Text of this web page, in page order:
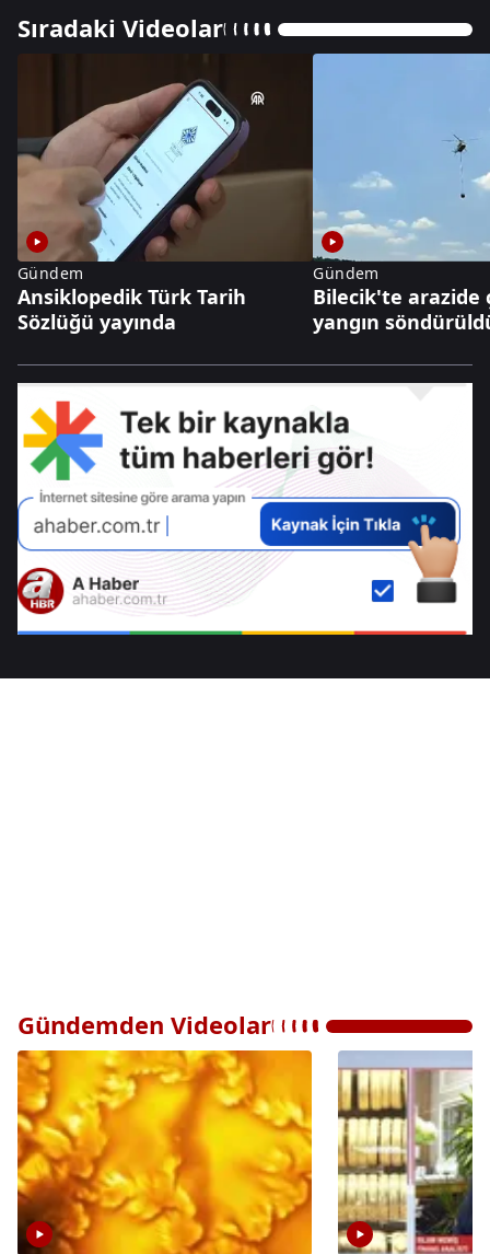
Sıradaki Videolar
Gündem
Ansiklopedik Türk Tarih
Sözlüğü yayında
Gündem
Bilecik'te arazide
yangın
Gündemden Videolar